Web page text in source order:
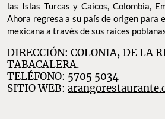
las Islas Turcas y Caicos, Colombia,
Ahora regresa a su país de origen para
mexicana a través de sus raíces
DIRECCIÓN: COLONIA, DE LA
TABACALERA.
TELÉFONO: 5705 5034
SITIO WEB: